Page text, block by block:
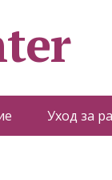
Уход за